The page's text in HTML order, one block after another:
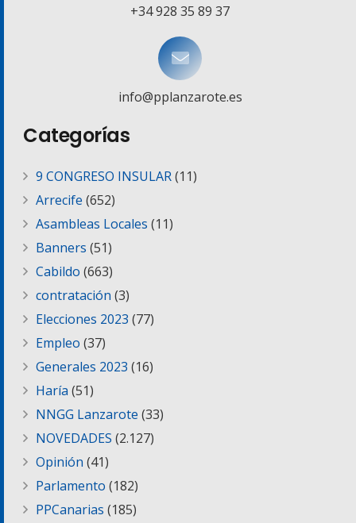
+34 928 35 89 37
info@pplanzarote.es
Categorías
9 CONGRESO INSULAR(11)
Arrecife (652)
Asambleas Locales (11)
Banners (51)
Cabildo (663)
contratación (3)
Elecciones 2023 (77)
Empleo (37)
Generales 2023 (16)
Haría (51)
NNGG Lanzarote (33)
NOVEDADES (2.127)
Opinión (41)
Parlamento (182)
PPCanarias (185)